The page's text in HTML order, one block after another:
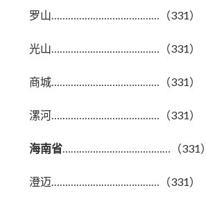
罗山…………………………………（331）
光山…………………………………（331）
商城…………………………………（331）
漯河…………………………………（331）
海南省…………………………………（331）
澄迈…………………………………（331）